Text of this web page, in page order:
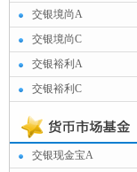
交银境尚A
交银境尚C
交银裕利A
交银裕利C
交银现金宝A